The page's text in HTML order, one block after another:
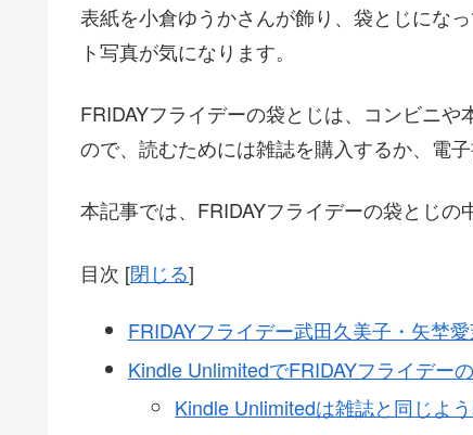
表紙を小倉ゆうかさんが飾り、袋とじにな
ト写真が気になります。
FRIDAYフライデーの袋とじは、コンビニ
ので、読むためには雑誌を購入するか、電
本記事では、FRIDAYフライデーの袋とじの
目次 [閉じる]
FRIDAYフライデー武田久美子・矢埜
Kindle UnlimitedでFRIDAYフライデー
Kindle Unlimitedは雑誌と同じよ